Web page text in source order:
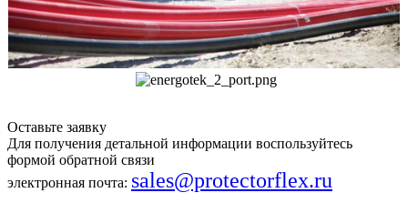
Оставьте заявку
Для получения детальной информации воспользуйтесь
формой обратной связи
электронная почта: sales@protectorflex.ru